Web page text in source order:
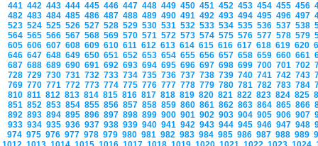
441 442 443 444 445 446 447 448 449 450 451 452 453 454 455 456
482 483 484 485 486 487 488 489 490 491 492 493 494 495 496 497
523 524 525 526 527 528 529 530 531 532 533 534 535 536 537 538
564 565 566 567 568 569 570 571 572 573 574 575 576 577 578 579
605 606 607 608 609 610 611 612 613 614 615 616 617 618 619 620
646 647 648 649 650 651 652 653 654 655 656 657 658 659 660 661
687 688 689 690 691 692 693 694 695 696 697 698 699 700 701 702
728 729 730 731 732 733 734 735 736 737 738 739 740 741 742 743
769 770 771 772 773 774 775 776 777 778 779 780 781 782 783 784
810 811 812 813 814 815 816 817 818 819 820 821 822 823 824 825
851 852 853 854 855 856 857 858 859 860 861 862 863 864 865 866
892 893 894 895 896 897 898 899 900 901 902 903 904 905 906 907
933 934 935 936 937 938 939 940 941 942 943 944 945 946 947 948
974 975 976 977 978 979 980 981 982 983 984 985 986 987 988 989